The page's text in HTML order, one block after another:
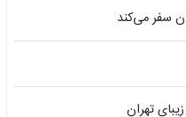
سفر می‌کند
تهران